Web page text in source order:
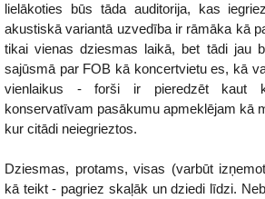
lielākoties būs tāda auditorija, kas
akustiskā variantā uzvedība ir rāmāka kā
tikai vienas dziesmas laikā, bet tādi jau
sajūsmā par FOB kā koncertvietu es, kā
vienlaikus - forši ir pieredzēt kaut
konservatīvam pasākumu apmeklējam kā
kur citādi neiegrieztos.
Dziesmas, protams, visas (varbūt
kā teikt - pagriez skaļāk un dziedi līdzi.